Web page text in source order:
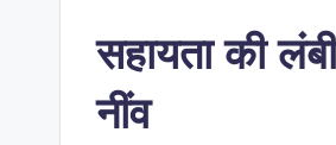
सहायता की
नींव